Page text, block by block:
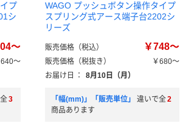
プ
シ
～
640～
3
WAGO プッシュボタン操作タイプ
スプリング式アース端子台2202シ
リーズ
販売価格（税込） ￥748～
販売価格（税抜き）
￥680～
お届け日
： 8月10日（月）
「幅(mm)」「販売単位」 違いで全2
商品あります